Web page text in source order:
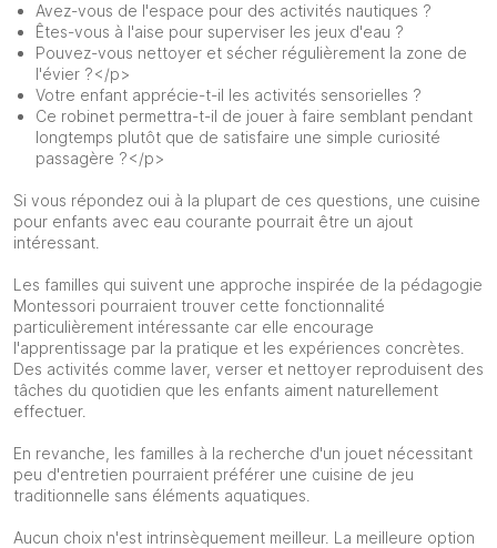
Avez-vous de l'espace pour des activités nautiques ?
Êtes-vous à l'aise pour superviser les jeux d'eau ?
Pouvez-vous nettoyer et sécher régulièrement la zone de
l'évier ?</p>
Votre enfant apprécie-t-il les activités sensorielles ?
Ce robinet permettra-t-il de jouer à faire semblant pendant
longtemps plutôt que de satisfaire une simple curiosité
passagère ?</p>
Si vous répondez oui à la plupart de ces questions, une cuisine
pour enfants avec eau courante pourrait être un ajout
intéressant.
Les familles qui suivent une approche inspirée de la pédagogie
Montessori pourraient trouver cette fonctionnalité
particulièrement intéressante car elle encourage
l'apprentissage par la pratique et les expériences concrètes.
Des activités comme laver, verser et nettoyer reproduisent des
tâches du quotidien que les enfants aiment naturellement
effectuer.
En revanche, les familles à la recherche d'un jouet nécessitant
peu d'entretien pourraient préférer une cuisine de jeu
traditionnelle sans éléments aquatiques.
Aucun choix n'est intrinsèquement meilleur. La meilleure option